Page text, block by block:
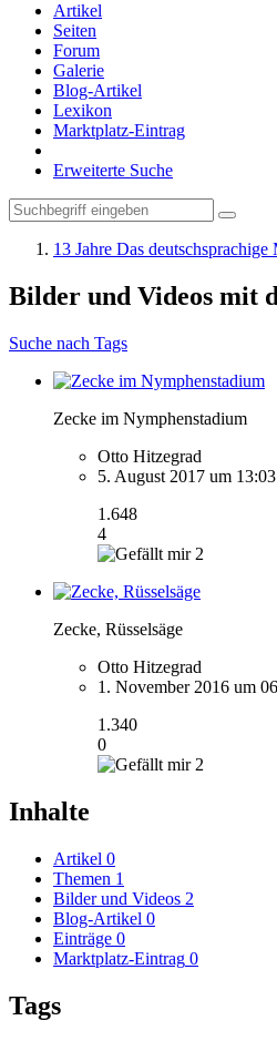
Artikel
Seiten
Forum
Galerie
Blog-Artikel
Lexikon
Marktplatz-Eintrag
Erweiterte Suche
13 Jahre Das
Bilder und Videos mit
Suche nach Tags
Zecke im Nymphenstadium
Otto Hitzegrad
5. August 2017 um 13:03
1.648
4
2
Zecke, Rüsselsäge
Otto Hitzegrad
1. November 2016 um
1.340
0
2
Inhalte
Artikel 0
Themen 1
Bilder und Videos 2
Blog-Artikel 0
Einträge 0
Marktplatz-Eintrag 0
Tags